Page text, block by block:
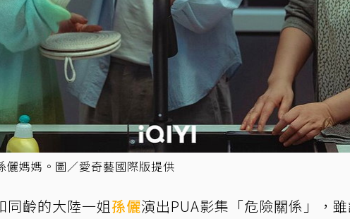
媽媽。圖／愛奇藝國際版提供
同齡的大陸一姐孫儷演出PUA影集「危險關係」，